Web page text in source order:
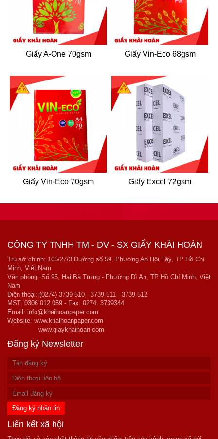
Giấy A-One 70gsm Giấy Vin-Eco 68gsm
Giấy Vin-Eco 70gsm Giấy Excel 72gsm
CÔNG TY TNHH TM - DV - SX GIẤY KHẢI HOÀN
Trụ sở chính: 105/27/3 Đường số 59, Phường An Hội Tây, TP Hồ Chí
Minh, Việt Nam
Văn phòng: Số 95, Hai Bà Trưng - Phường Dĩ An, TP Hồ Chí Minh, Việt
Nam
Điện thoại: (0274) 3739 510 - 3739 511 - 3739 512
MST: 0306 012 059 - Fax: 0274. 3739344
Email: info@khaihoanpaper.com
Website: www.khaihoanpaper.com
www.giaykhaihoan.com
Đăng ký Newsletter
Liên kết xã hội